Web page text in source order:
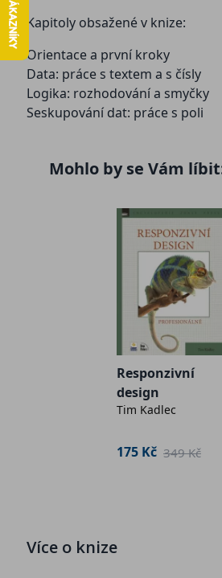
Kapitoly obsažené v knize:
Orientace a první kroky
Data: práce s textem a s čísly
Logika: rozhodování a smyčky
Seskupování dat: práce s poli
Výměna informací: webové
Práce se soubory
Zapamatování uživatelů: cookie
Komunikace s jinými weby a se
Testování: funguje váš program
Užitečné praktiky
Odesílání e-mailových zpráv
PHP na příkazovém řádku
Řešení ke cvičením v knize
Mohlo by se Vám
Responzivní
design
Tim Kadlec
175 Kč 349 Kč
Více o knize